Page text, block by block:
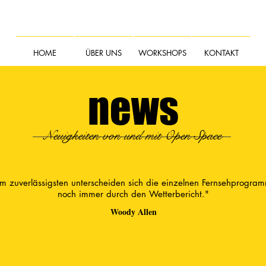
HOME ÜBER UNS WORKSHOPS KONTAKT
news
Neuigkeiten von und mit Open Space
zuverlässigsten unterscheiden sich die einzelnen
noch immer durch den Wetterbericht."
Woody Allen